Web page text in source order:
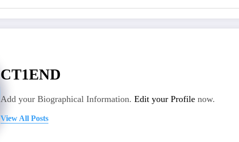
CT1END
Add your Biographical Information. Edit your Profile now.
View All Posts